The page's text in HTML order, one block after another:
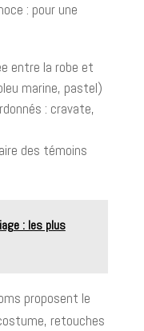
: pour une
entre la robe et
marine, pastel)
: cravate,
des témoins
: les plus
proposent le
retouches